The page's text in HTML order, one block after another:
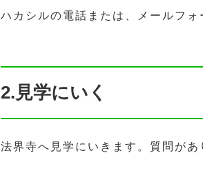
ハカシルの電話または、メールフ
2.見学にいく
法界寺へ見学にいきます。質問が